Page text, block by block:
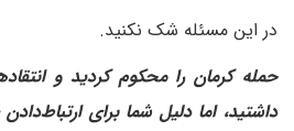
در این مسئله شک نکنید.
‌حمله کرمان را محکوم کردید و
داشتید، اما دلیل شما برای